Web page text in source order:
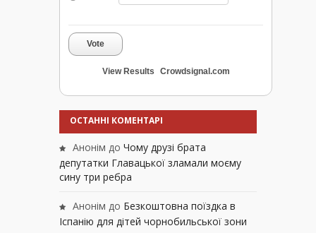
Vote
View Results Crowdsignal.com
ОСТАННІ КОМЕНТАРІ
Анонім до Чому друзі брата
депутатки Главацької зламали моєму
сину три ребра
Анонім до Безкоштовна поїздка в
Іспанію для дітей чорнобильської зони